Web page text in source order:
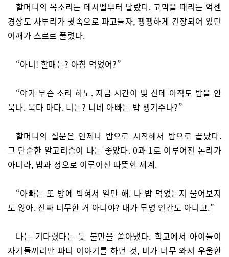
할머니의 목소리는 데시벨부터 달랐다. 고막을 때리는 억센
경상도 사투리가 귓속으로 파고들자, 팽팽하게 긴장되어 있던
어깨가 스르르 풀렸다.
“아니! 할매는? 아침 먹었어?”
“야가 무슨 소리 하노. 지금 시간이 몇 신데 아직도 밥을 안
묵나. 묵다 마다. 니는? 니네 아빠는 밥 챙기주나?”
할머니의 질문은 언제나 밥으로 시작해서 밥으로 끝났다.
그 단순한 알고리즘이 나는 좋았다. 0과 1로 이루어진 논리가
아니라, 밥과 정으로 이루어진 따뜻한 세계.
“아빠는 또 방에 박혀서 일만 해. 나 밥 먹었는지 물어보지
도 않아. 진짜 너무한 거 아니야? 내가 투명 인간도 아니고.”
나는 기다렸다는 듯 불만을 쏟아냈다. 학교에서 아이들이
자기들끼리만 파티 이야기를 하던 것, 비가 너무 와서 우울한